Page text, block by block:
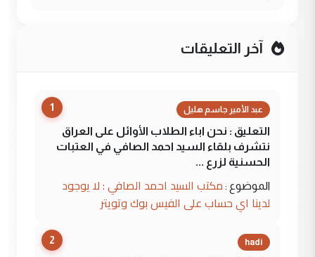
آخر التعليقات
1 عبد الأمير جاسم هليل
التعليق : نحن اباء الطلاب الأوائل على العراق
نتشرف بلقاء السيد احمد الصافي في العتبات
الحسنية لزرع ...
الموضوع : مكتب السيد احمد الصافي : لا يوجود
لدينا اي حساب على الفيس بوك وتويتر
2 hadi